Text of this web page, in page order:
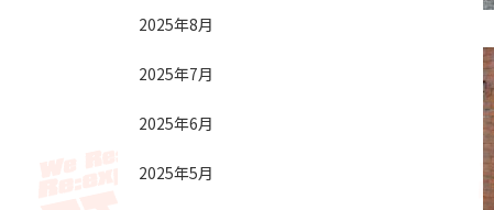
2025年8月
2025年7月
2025年6月
2025年5月